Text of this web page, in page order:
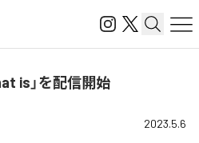
is」を配信開始
2023.5.6